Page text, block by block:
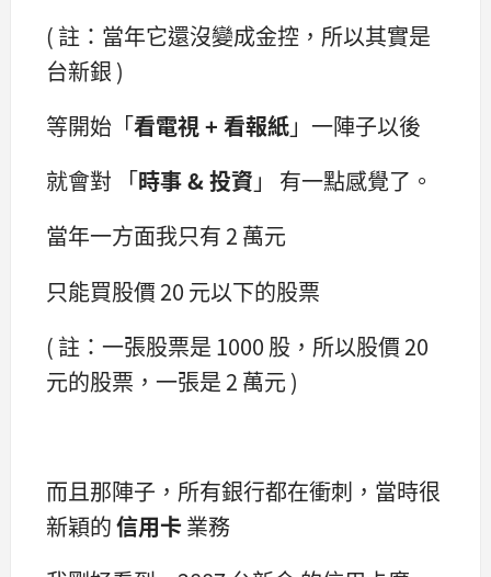
( 註：當年它還沒變成金控，所以其實是
台新銀 )
等開始「看電視 + 看報紙」一陣子以後
就會對 「時事 & 投資 」 有一點感覺了。
當年一方面我只有 2 萬元
只能買股價 20 元以下的股票
( 註：一張股票是 1000 股，所以股價 20
元的股票，一張是 2 萬元 )
而且那陣子，所有銀行都在衝刺，當時很
新穎的信用卡業務